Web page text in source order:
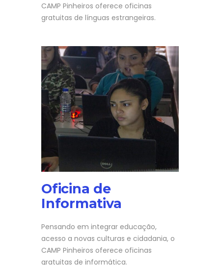
CAMP Pinheiros oferece oficinas
gratuitas de línguas estrangeiras.
Oficina de
Informativa
Pensando em integrar educação,
acesso a novas culturas e cidadania, o
CAMP Pinheiros oferece oficinas
gratuitas de informática.